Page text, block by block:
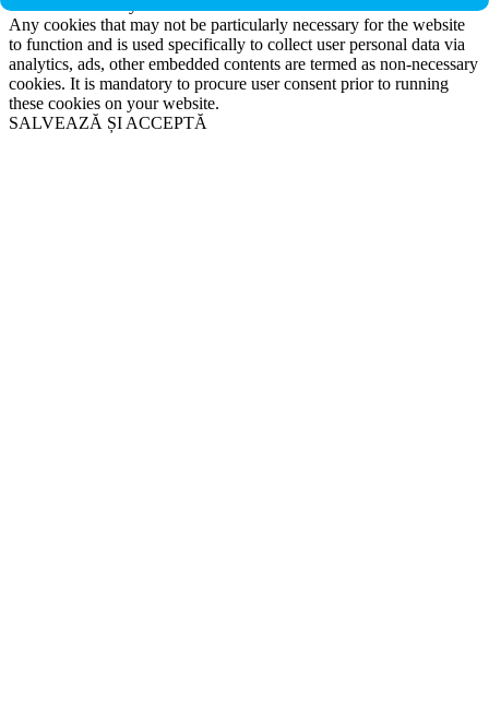
Any cookies that may not be particularly necessary for the website
to function and is used specifically to collect user personal data via
analytics, ads, other embedded contents are termed as non-necessary
cookies. It is mandatory to procure user consent prior to running
these cookies on your website.
SALVEAZĂ ȘI ACCEPTĂ